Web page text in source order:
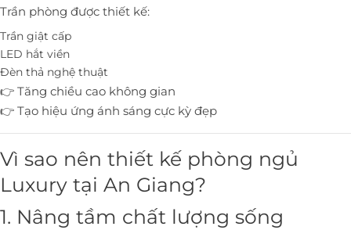
Trần phòng được thiết kế:
Trần giật cấp
LED hắt viền
Đèn thả nghệ thuật
👉 Tăng chiều cao không gian
👉 Tạo hiệu ứng ánh sáng cực kỳ đẹp
Vì sao nên thiết kế phòng ngủ
Luxury tại An Giang?
1. Nâng tầm chất lượng sống